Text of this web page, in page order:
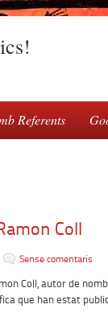
Referents
Coll
Sense comentaris
Coll, autor de
que han estat